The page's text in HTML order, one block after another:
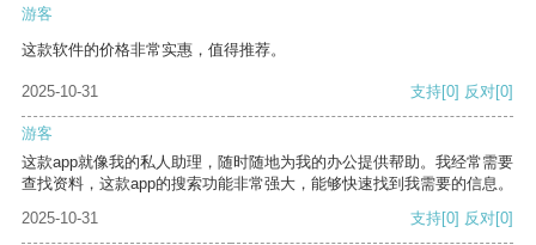
游客
这款软件的价格非常实惠，值得推荐。
2025-10-31 支持[0] 反对[0]
游客
这款app就像我的私人助理，随时随地为我的办公提供帮助。我经常需要
查找资料，这款app的搜索功能非常强大，能够快速找到我需要的信息。
2025-10-31
支持[0] 反对[0]